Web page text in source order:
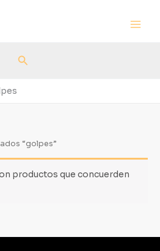
Buscar
“golpes”
productos que concuerden